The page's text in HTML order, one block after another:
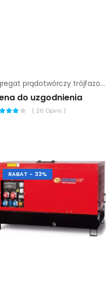
Agregat prądotwórczy trójfazowy Sumera Motor SMG-130JC-S
do uzgodnienia
( 26 Opinii )
RABAT - 33%